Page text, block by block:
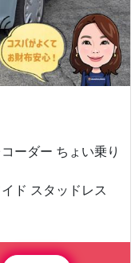
ーダー ちょい乗り
ド スタッドレス